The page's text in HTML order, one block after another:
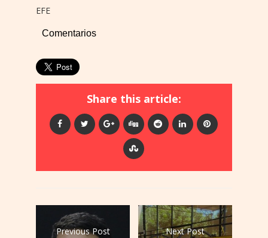
EFE
Comentarios
Share this article:
Previous Post Next Post